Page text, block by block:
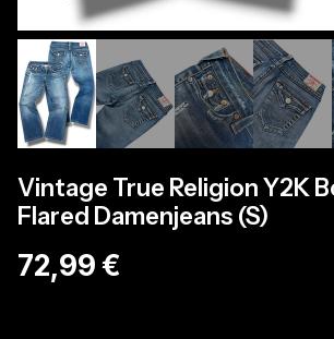
Vintage True Religion Y2K
Flared Damenjeans (S)
72,99 €